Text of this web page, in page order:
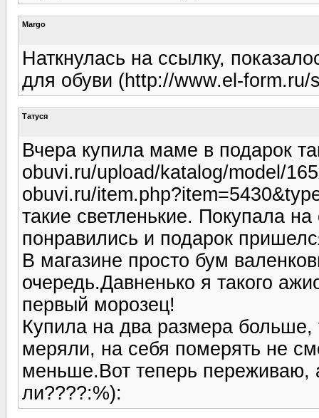
Margo
Наткнулась на ссылку,
для обуви (http://www.el-form.ru/
Татуся
Вчера купила маме в подарок
obuvi.ru/upload/katalog/model/
obuvi.ru/
такие светленькие. Покупала
понравились и подарок
В магазине просто бум
очередь.Давненько я такого
первый морозец!
Купила на два размера больше,
меряли, на себя померять не
меньше.Вот теперь переживаю,
ли????:%):